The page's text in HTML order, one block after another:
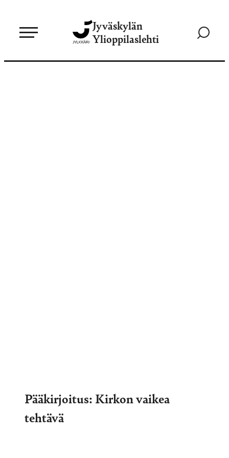
sisältöön
Jyväskylän
Ylioppilaslehti
Siirry
Pääkirjoitus: Kirkon vaikea
tehtävä